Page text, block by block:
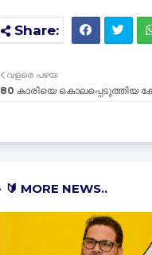
വളരെ പഴയ
80 കാരിയെ കൊലപ്പെടുത്തിയ
🔰 MORE NEWS..